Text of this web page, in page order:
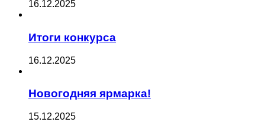
16.12.2025
Итоги конкурса
16.12.2025
Новогодняя ярмарка!
15.12.2025